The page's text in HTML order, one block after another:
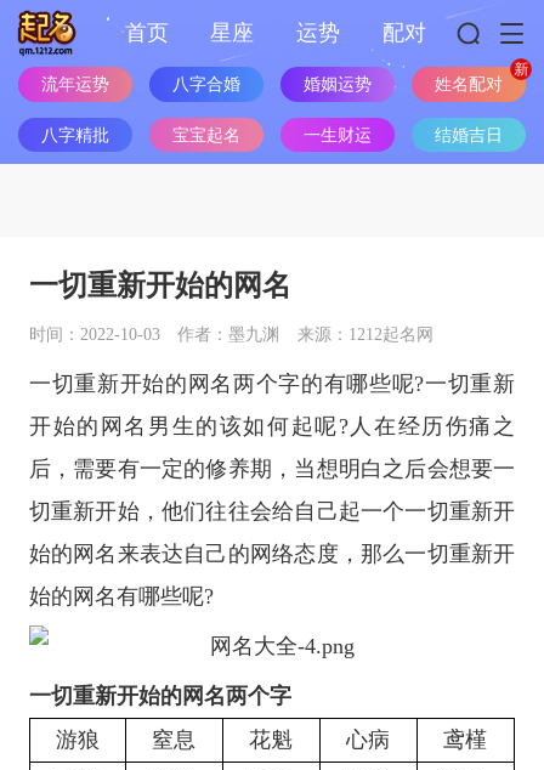
首页 星座 运势 配对
流年运势 八字合婚 婚姻运势 姓名配对
八字精批 宝宝起名 一生财运 结婚吉日
一切重新开始的网名
时间：2022-10-03 作者：墨九渊 来源：1212起名网
一切重新开始的网名两个字的有哪些呢?一切重新
开始的网名男生的该如何起呢?人在经历伤痛之
后，需要有一定的修养期，当想明白之后会想要一
切重新开始，他们往往会给自己起一个一切重新开
始的网名来表达自己的网络态度，那么一切重新开
始的网名有哪些呢?
一切重新开始的网名两个字
游狼
窒息 花魁 心病
鸢槿